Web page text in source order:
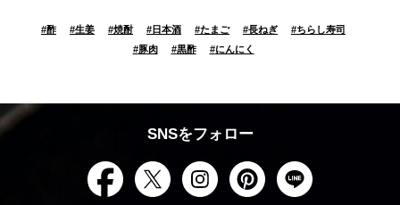
#酢 #生姜 #焼酎 #日本酒 #たまご #長ねぎ #ちらし寿司
#豚肉 #黒酢 #にんにく
SNSをフォロー